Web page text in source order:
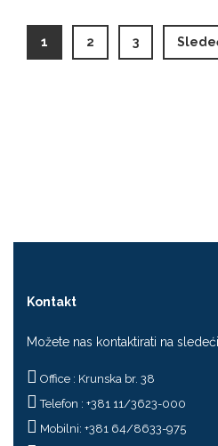
1 (current)
2 3
Kontakt
Možete nas kontaktirati na
Office : Krunska br. 38
Telefon : +381 11/3623-000
Mobilni: +381 64/8633-975